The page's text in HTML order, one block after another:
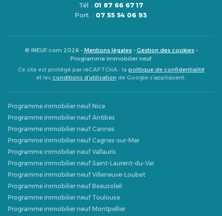
Tél : 01 87 66 67 17
Port. : 07 55 54 06 93
© INEUF.com 2026 –Mentions légales–Gestion des cookies–
Programme immobilier neuf
Ce site est protégé par reCAPTCHA : la politique de confidentialité
et les conditions d’utilisation de Google s’appliquent.
Programme immobilier neuf Nice
Programme immobilier neuf Antibes
Programme immobilier neuf Cannes
Programme immobilier neuf Cagnes-sur-Mer
Programme immobilier neuf Vallauris
Programme immobilier neuf Saint-Laurent-du-Var
Programme immobilier neuf Villeneuve-Loubet
Programme immobilier neuf Beausoleil
Programme immobilier neuf Toulouse
Programme immobilier neuf Montpellier